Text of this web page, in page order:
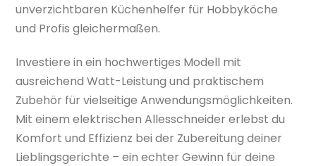
unverzichtbaren Küchenhelfer für Hobbyköche
und Profis gleichermaßen.
Investiere in ein hochwertiges Modell mit
ausreichend Watt-Leistung und praktischem
Zubehör für vielseitige Anwendungsmöglichkeiten.
Mit einem elektrischen Allesschneider erlebst du
Komfort und Effizienz bei der Zubereitung deiner
Lieblingsgerichte – ein echter Gewinn für deine